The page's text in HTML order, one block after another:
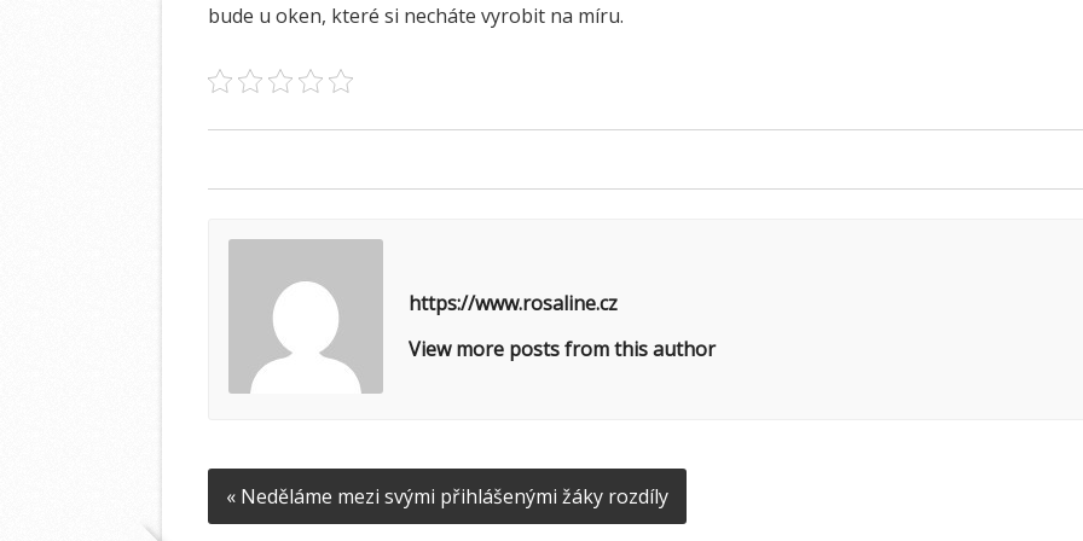
bude u oken, které si necháte vyrobit na míru.
https://www.rosaline.cz
View more posts from this author
« Neděláme mezi svými přihlášenými žáky rozdíly